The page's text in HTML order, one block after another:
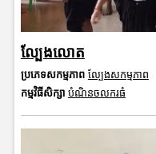
ល្បែងលោត
ប្រភេទសកម្មភាព ល្បែងសកម្មភាព
កម្មវិធីសិក្សា បំណិនចលករធំ